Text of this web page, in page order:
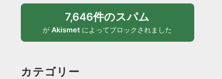
7,646件のスパム
がAkismet によってブロックされました
カテゴリー